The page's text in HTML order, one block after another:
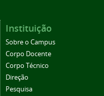
Instituição
Sobre o Campus
Corpo Docente
Corpo Técnico
Direção
Pesquisa